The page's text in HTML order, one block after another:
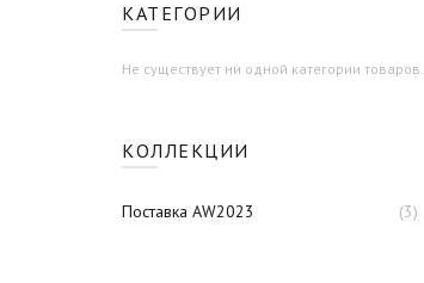
КАТЕГОРИИ
Не существует ни одной категории товаров.
КОЛЛЕКЦИИ
Поставка AW2023 (3)